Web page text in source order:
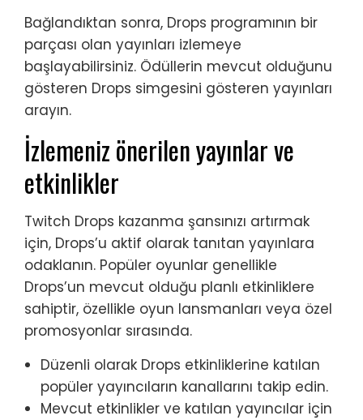
Bağlandıktan sonra, Drops programının bir
parçası olan yayınları izlemeye
başlayabilirsiniz. Ödüllerin mevcut olduğunu
gösteren Drops simgesini gösteren yayınları
arayın.
İzlemeniz önerilen yayınlar ve
etkinlikler
Twitch Drops kazanma şansınızı artırmak
için, Drops’u aktif olarak tanıtan yayınlara
odaklanın. Popüler oyunlar genellikle
Drops’un mevcut olduğu planlı etkinliklere
sahiptir, özellikle oyun lansmanları veya özel
promosyonlar sırasında.
Düzenli olarak Drops etkinliklerine katılan
popüler yayıncıların kanallarını takip edin.
Mevcut etkinlikler ve katılan yayıncılar için